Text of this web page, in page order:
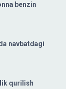
benzin
navbatdagi
qurilish